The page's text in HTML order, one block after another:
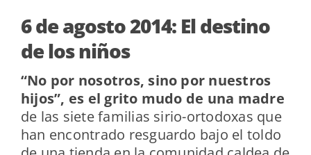
6 de agosto 2014: El destino
de los niños
“No por nosotros, sino por nuestros
hijos”, es el grito mudo de una madre
de las siete familias sirio-ortodoxas que
han encontrado resguardo bajo el toldo